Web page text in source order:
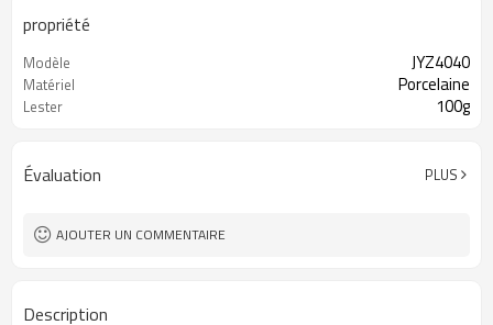
propriété
Modèle JYZ4040
Matériel Porcelaine
Lester 100g
Évaluation PLUS
AJOUTER UN COMMENTAIRE
Description